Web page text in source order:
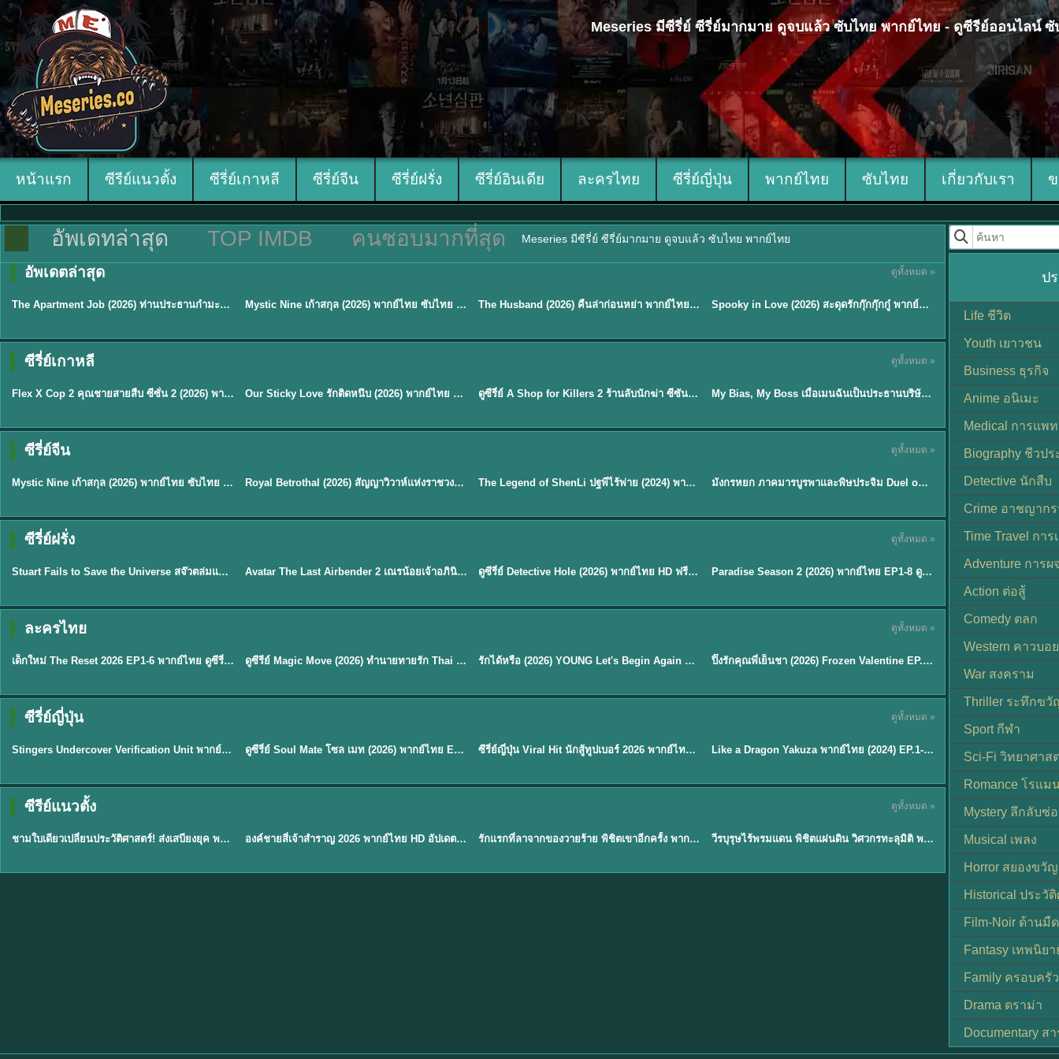
Meseries มีซีรี่ย์ ซีรี่ย์มากมาย ดูจบแล้ว ซับไทย พากย์ไทย - ดูซีรีย์ออนไลน์
หน้าแรก ซีรีย์แนวตั้ง ซีรี่ย์เกาหลี ซีรี่ย์จีน ซีรี่ย์ฝรั่ง ซีรี่ย์อินเดีย ละครไทย ซีรี่ย์ญี่ปุ่น พากย์ไทย ซับไทย เกี่ยวกับเรา
อัพเดทล่าสุด TOP IMDB คนชอบมากที่สุด Meseries มีซีรี่ย์ ซีรี่ย์มากมาย ดูจบแล้ว ซับไทย พากย์ไทย
อัพเดตล่าสุด ดูทั้งหมด »
★5.3
พากย์ไทย
The Apartment Job (2026) ท่านประธานกำมะลอ พากย์ไทย ซับไทย EP1-12 ★9 Mystic Nine เก้าสกุล (2026) พากย์ไทย ซับไทย EP.1-30 ★8 The Husband (2026) คืนล่าก่อนหย่า พากย์ไทย EP1-12 (จบ) Spooky in Love (2026) สะดุดรักกุ๊กกุ๊กกู๋ พากย์ไทย ซับไทย EP1-12
ซีรี่ย์เกาหลี ดูทั้งหมด »
★8
ซับไทย
Flex X Cop 2 คุณชายสายสืบ ซีซั่น 2 (2026) พากย์ไทย ซับไทย EP.1-14 ★6 Our Sticky Love รักติดหนึบ (2026) พากย์ไทย ซับไทย EP.1-12 ★8 EP.16ดูซีรี่ย์ A Shop for Killers 2 ร้านลับนักฆ่า ซีซัน 2 (2026) ซับไทย-พากย์ไทย My Bias, My Boss เมื่อเมนฉันเป็นประธานบริษัท (2026) พากย์ไทย ซับไทย EP.1-12
ซีรี่ย์จีน ดูทั้งหมด »
★9
พากย์ไทย/ซับไทย
Mystic Nine เก้าสกุล (2026) พากย์ไทย ซับไทย EP.1-30 ★9 Royal Betrothal (2026) สัญญาวิวาห์แห่งราชวงศ์ พากย์ไทย ซับไทย EP1-32 ★8.5 The Legend of ShenLi ปฐพีไร้พ่าย (2024) พากย์ไทย ซับไทย EP.1-39 ★8 มังกรหยก ภาคมารบูรพาและพิษประจิม Duel on Mount Hua พากย์ไทย
ซีรี่ย์ฝรั่ง ดูทั้งหมด »
★9.3
พากย์ไทย
Stuart Fails to Save the Universe สจ๊วตล่มแผนกู้จักรวาล (2026) พากย์ไทย ซับไทย EP.1-10 ★7.8 EP.7Avatar The Last Airbender 2 เณรน้อยเจ้าอภินิหาร พากย์ไทย EP.9ดูซีรี่ย์ Detective Hole (2026) พากย์ไทย HD ฟรี อัปเดตล่าสุด Netflix EP.8Paradise Season 2 (2026) พากย์ไทย EP1-8 ดูซีรี่ย์ฝรั่ง HD ครบทุกตอน
ละครไทย ดูทั้งหมด »
★ 8 EP.6
พากย์ไทย
เด็กใหม่ The Reset 2026 EP1-6 พากย์ไทย ดูซีรี่ย์ Netflix ล่าสุด HD ดูซีรีย์ Magic Move (2026) ทำนายทายรัก Thai EP.1-10 HD รักได้หรือ (2026) YOUNG Let's Begin Again พากย์ไทย EP.1-19 ★8 ปิ๊งรักคุณพี่เย็นชา (2026) Frozen Valentine EP.1-10 (จบ)
ซีรี่ย์ญี่ปุ่น ดูทั้งหมด »
EP.11
พากย์ไทย
Stingers Undercover Verification Unit พากย์ไทย EP1-11 HD ฟรี ★8 EP.8ดูซีรี่ย์ Soul Mate โซล เมท (2026) พากย์ไทย EP.1-8 (จบ) ★7.9 EP.6ซีรี่ย์ญี่ปุ่น Viral Hit นักสู้ทูปเบอร์ 2026 พากย์ไทย EP.1-6 ★7 EP.6Like a Dragon Yakuza พากย์ไทย (2024) EP.1-6 (จบ)
ซีรีย์แนวตั้ง ดูทั้งหมด »
EP.1
พากย์ไทย
ชามใบเดียวเปลี่ยนประวัติศาสตร์! ส่งเสบียงยุค พากย์ไทย EP.1องค์ชายสี่เจ้าสำราญ 2026 พากย์ไทย HD อัปเดตล่าสุด ดูออนไลน์ EP.1รักแรกที่ลาจากของวายร้าย พิชิตเขาอีกครั้ง พากย์ไทย EP.1วีรบุรุษไร้พรมแดน พิชิตแผ่นดิน วิศวกรทะลุมิติ พลิกแผ่นดิน
ป
Life ชีวิต
Youth เยาวชน
Business ธุรกิจ
Anime อนิเมะ
Medical การแพ
Biography ชีวปร
Detective นักสืบ
Crime อาชญาก
Time Travel กา
Adventure การ
Action ต่อสู้
Comedy ตลก
Western คาวบอ
War สงคราม
Thriller ระทึกขวั
Sport กีฬา
Sci-Fi วิทยาศาส
Romance โรแม
Mystery ลึกลับซ่
Musical เพลง
Horror สยองขวัญ
Historical ประวั
Film-Noir ด้านมื
Fantasy เทพนิยา
Family ครอบครัว
Drama ดราม่า
Documentary ส